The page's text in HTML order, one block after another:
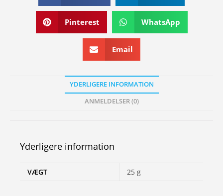
Pinterest WhatsApp
Email
YDERLIGERE INFORMATION
ANMELDELSER (0)
Yderligere information
VÆGT 25 g